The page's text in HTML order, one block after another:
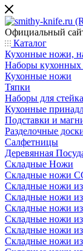
Официальный
Каталог
Кухонные ножи,
Наборы
Кухонные ножи
Тяпки
Наборы для стейка
Кухонные
Подставки и
Разделочные
Салфетницы
Деревянная
Складные Ножи
Cкладные ножи
Складные ножи из
Складные ножи из
Складные ножи
Складные ножи
Складные ножи
Складные ножи